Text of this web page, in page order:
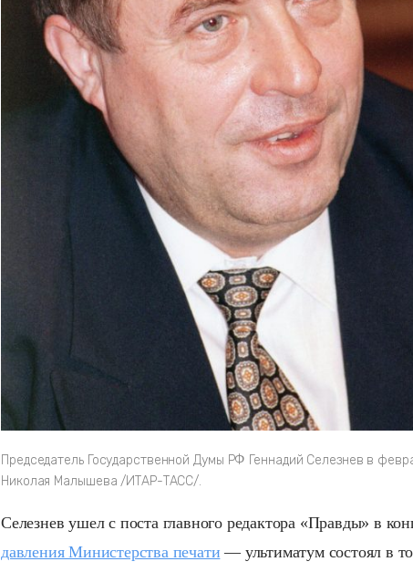
Председатель Государственной Думы РФ Геннадий Селезнев в
Николая Малышева /ИТАР-ТАСС/.
Селезнев ушел с поста главного редактора «Правды» в
давления Министерства печати — ультиматум состоял в